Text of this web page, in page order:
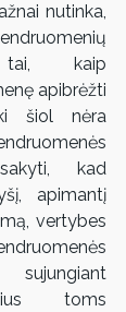
nutinka,
tai, kaip
apibrėžti
šiol nėra
kad
apimantį
vertybes
toms